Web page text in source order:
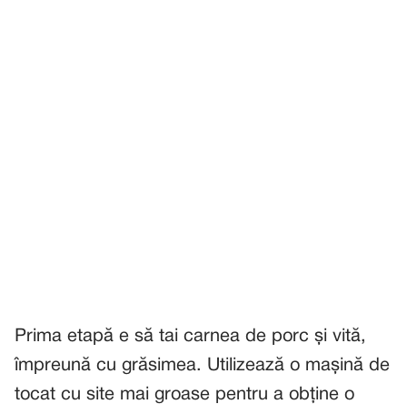
Prima etapă e să tai carnea de porc și vită,
împreună cu grăsimea. Utilizează o mașină de
tocat cu site mai groase pentru a obține o